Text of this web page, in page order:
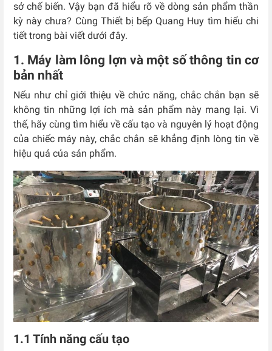
sở chế biến. Vậy bạn đã hiểu rõ về dòng sản phẩm thần
kỳ này chưa? Cùng Thiết bị bếp Quang Huy tìm hiểu chi
tiết trong bài viết dưới đây.
1. Máy làm lông lợn và một số thông tin cơ
bản nhất
Nếu như chỉ giới thiệu về chức năng, chắc chắn bạn sẽ
không tin những lợi ích mà sản phẩm này mang lại. Vì
thế, hãy cùng tìm hiểu về cấu tạo và nguyên lý hoạt động
của chiếc máy này, chắc chắn sẽ khẳng định lòng tin về
hiệu quả của sản phẩm.
1.1 Tính năng cấu tạo